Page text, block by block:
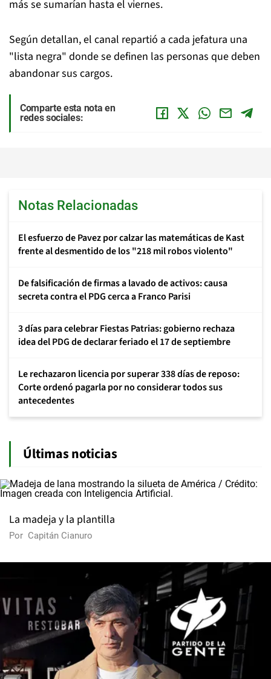
más se sumarían hasta el viernes.
Según detallan, el canal repartió a cada jefatura una
"lista negra" donde se definen las personas que deben
abandonar sus cargos.
Comparte esta nota en
redes sociales:
Notas Relacionadas
El esfuerzo de Pavez por calzar las matemáticas de Kast
frente al desmentido de los "218 mil robos violento"
De falsificación de firmas a lavado de activos: causa
secreta contra el PDG cerca a Franco Parisi
3 días para celebrar Fiestas Patrias: gobierno rechaza
idea del PDG de declarar feriado el 17 de septiembre
Le rechazaron licencia por superar 338 días de reposo:
Corte ordenó pagarla por no considerar todos sus
antecedentes
Últimas noticias
La madeja y la plantilla
Por Capitán Cianuro